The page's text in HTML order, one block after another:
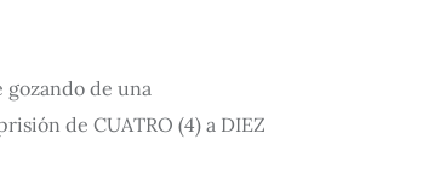
gozando de una
de CUATRO (4) a DIEZ